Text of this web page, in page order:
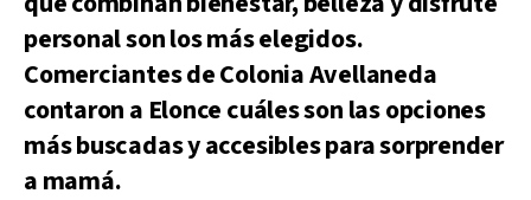
personal son los más elegidos.
Comerciantes de Colonia Avellaneda
contaron a Elonce cuáles son las opciones
más buscadas y accesibles para sorprender
a mamá.